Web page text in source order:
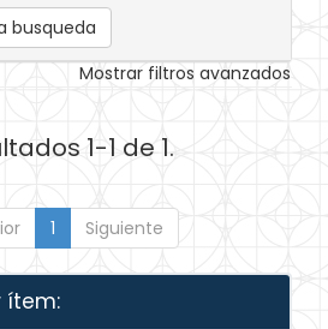
busqueda
Mostrar filtros avanzados
1-1 de 1.
1 Siguiente
ítem: